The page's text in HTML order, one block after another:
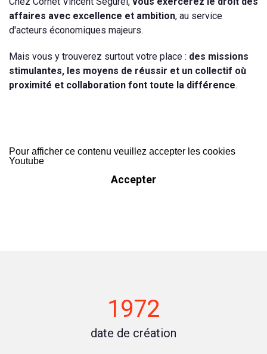
affaires avec excellence et ambition, au service
d'acteurs économiques majeurs.
Mais vous y trouverez surtout votre place : des missions
stimulantes, les moyens de réussir et un collectif où
proximité et collaboration font toute la différence.
Pour afficher ce contenu veuillez accepter les cookies
Youtube
Accepter
1972
date de création